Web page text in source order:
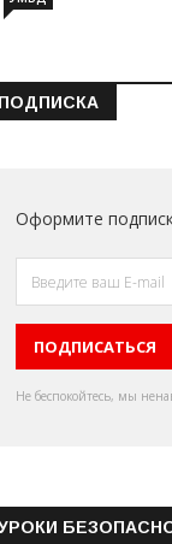
ПОДПИСКА
Оформите
Не беспокойтесь, мы